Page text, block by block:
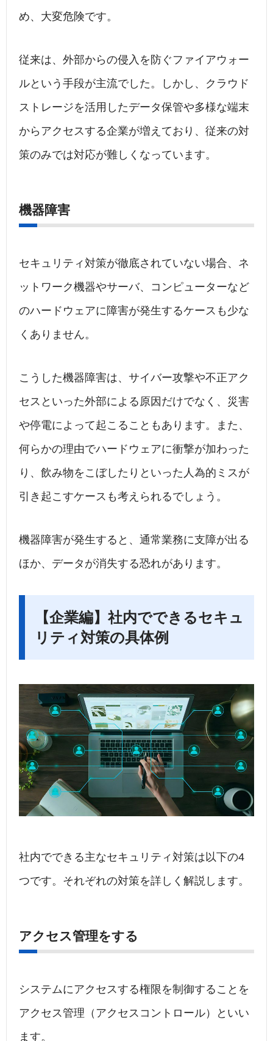
め、大変危険です。
従来は、外部からの侵入を防ぐファイアウォー
ルという手段が主流でした。しかし、クラウド
ストレージを活用したデータ保管や多様な端末
からアクセスする企業が増えており、従来の対
策のみでは対応が難しくなっています。
機器障害
セキュリティ対策が徹底されていない場合、ネ
ットワーク機器やサーバ、コンピューターなど
のハードウェアに障害が発生するケースも少な
くありません。
こうした機器障害は、サイバー攻撃や不正アク
セスといった外部による原因だけでなく、災害
や停電によって起こることもあります。また、
何らかの理由でハードウェアに衝撃が加わった
り、飲み物をこぼしたりといった人為的ミスが
引き起こすケースも考えられるでしょう。
機器障害が発生すると、通常業務に支障が出る
ほか、データが消失する恐れがあります。
【企業編】社内でできるセキュ
リティ対策の具体例
社内でできる主なセキュリティ対策は以下の4
つです。それぞれの対策を詳しく解説します。
アクセス管理をする
システムにアクセスする権限を制御することを
アクセス管理（アクセスコントロール）といい
ます。